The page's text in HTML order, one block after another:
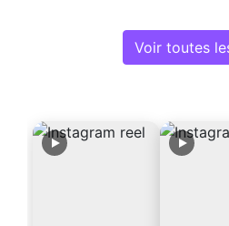
Voir toutes